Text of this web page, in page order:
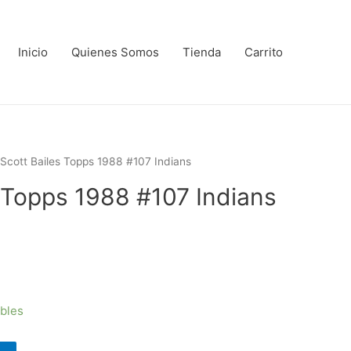
Inicio Quienes Somos Tienda Carrito
Bailes Topps 1988 #107 Indians
1988 #107 Indians